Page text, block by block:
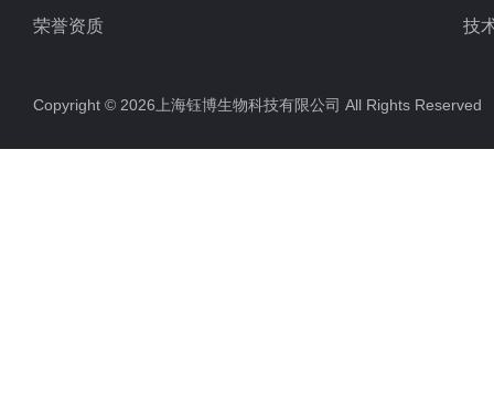
荣誉资质 技
Copyright © 2026上海钰博生物科技有限公司 All Rights